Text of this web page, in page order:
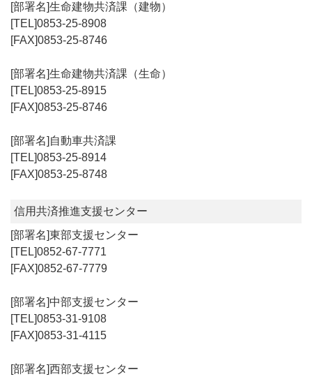
生命建物共済課（建物）
0853-25-8908
0853-25-8746
生命建物共済課（生命）
0853-25-8915
0853-25-8746
自動車共済課
0853-25-8914
0853-25-8748
信用共済推進支援センター
東部支援センター
0852-67-7771
0852-67-7779
中部支援センター
0853-31-9108
0853-31-4115
西部支援センター